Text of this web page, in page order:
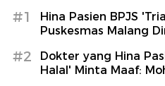
#1
Hina Pasien BPJS
Puskesmas Malang
#2
Dokter yang Hina
Halal' Minta Maaf: